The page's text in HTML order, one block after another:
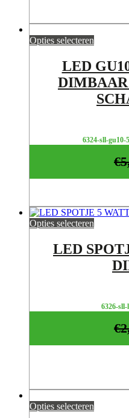
Opties selecteren
LED
DIMBAAR
6324-sll-
€
Opties selecteren
LED
6326-
€
Opties selecteren